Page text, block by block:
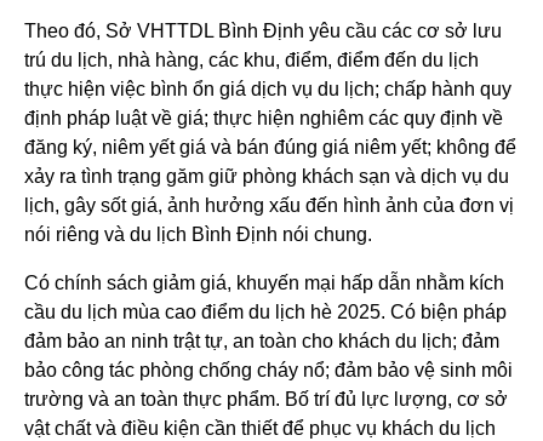
Theo đó, Sở VHTTDL Bình Định yêu cầu các cơ sở lưu
trú du lịch, nhà hàng, các khu, điểm, điểm đến du lịch
thực hiện việc bình ổn giá dịch vụ du lịch; chấp hành quy
định pháp luật về giá; thực hiện nghiêm các quy định về
đăng ký, niêm yết giá và bán đúng giá niêm yết; không để
xảy ra tình trạng găm giữ phòng khách sạn và dịch vụ du
lịch, gây sốt giá, ảnh hưởng xấu đến hình ảnh của đơn vị
nói riêng và du lịch Bình Định nói chung.
Có chính sách giảm giá, khuyến mại hấp dẫn nhằm kích
cầu du lịch mùa cao điểm du lịch hè 2025. Có biện pháp
đảm bảo an ninh trật tự, an toàn cho khách du lịch; đảm
bảo công tác phòng chống cháy nổ; đảm bảo vệ sinh môi
trường và an toàn thực phẩm. Bố trí đủ lực lượng, cơ sở
vật chất và điều kiện cần thiết để phục vụ khách du lịch